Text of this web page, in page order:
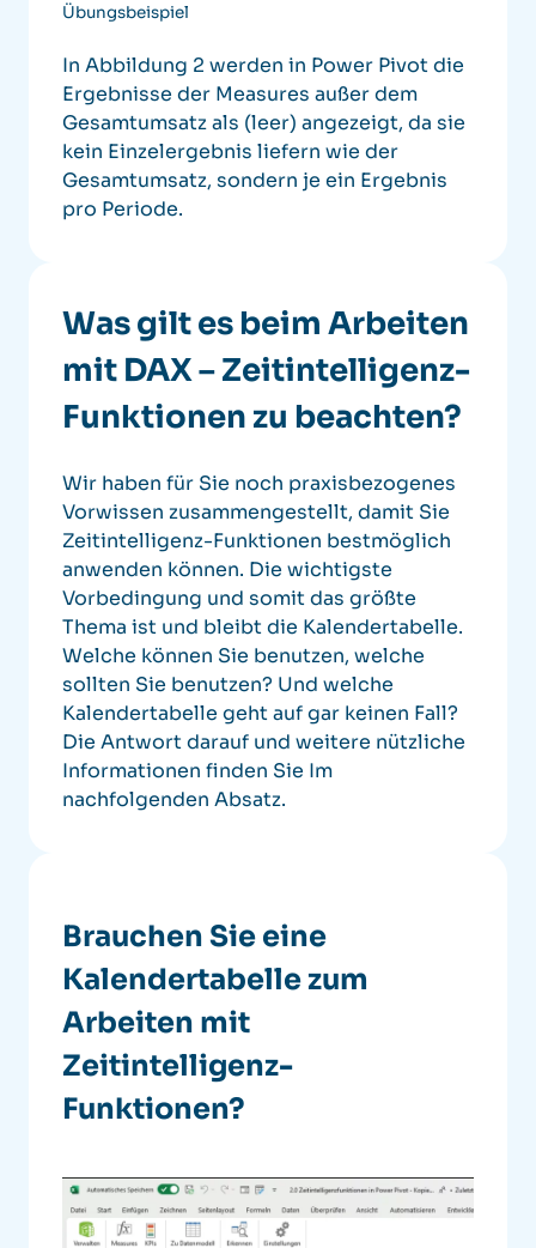
Übungsbeispiel
In Abbildung 2 werden in Power Pivot die
Ergebnisse der Measures außer dem
Gesamtumsatz als (leer) angezeigt, da sie
kein Einzelergebnis liefern wie der
Gesamtumsatz, sondern je ein Ergebnis
pro Periode.
Was gilt es beim Arbeiten
mit DAX – Zeitintelligenz-
Funktionen zu beachten?
Wir haben für Sie noch praxisbezogenes
Vorwissen zusammengestellt, damit Sie
Zeitintelligenz-Funktionen bestmöglich
anwenden können. Die wichtigste
Vorbedingung und somit das größte
Thema ist und bleibt die Kalendertabelle.
Welche können Sie benutzen, welche
sollten Sie benutzen? Und welche
Kalendertabelle geht auf gar keinen Fall?
Die Antwort darauf und weitere nützliche
Informationen finden Sie Im
nachfolgenden Absatz.
Brauchen Sie eine
Kalendertabelle zum
Arbeiten mit
Zeitintelligenz-
Funktionen?